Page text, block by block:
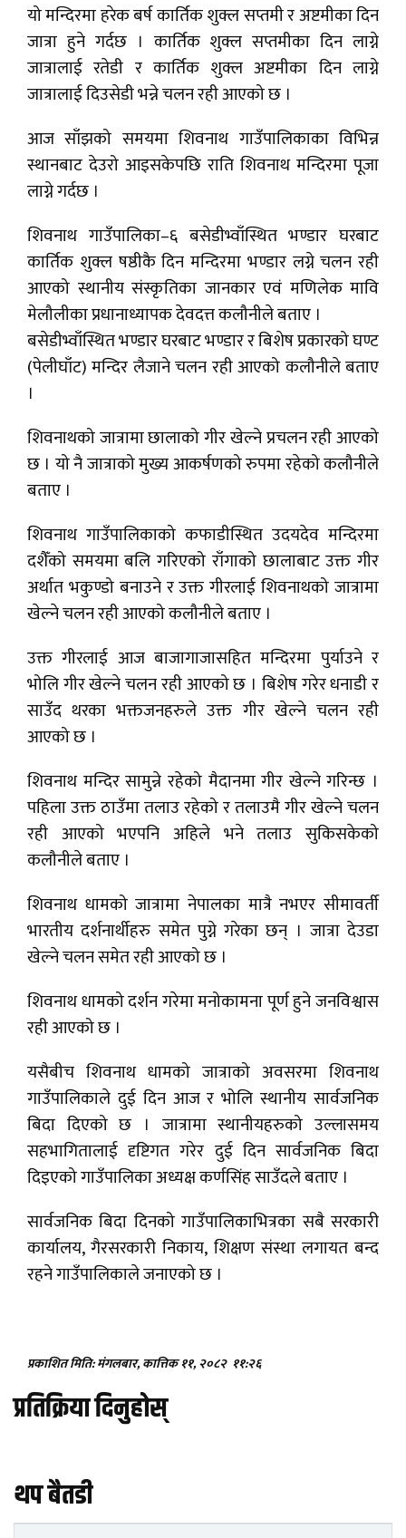
यो मन्दिरमा हरेक बर्ष कार्तिक शुक्ल सप्तमी र अष्टमीका दिन
जात्रा हुने गर्दछ । कार्तिक शुक्ल सप्तमीका दिन लाग्ने
जात्रालाई रतेडी र कार्तिक शुक्ल अष्टमीका दिन लाग्ने
जात्रालाई दिउसेडी भन्ने चलन रही आएको छ ।
आज साँझको समयमा शिवनाथ गाउँपालिकाका विभिन्न
स्थानबाट देउरो आइसकेपछि राति शिवनाथ मन्दिरमा पूजा
लाग्ने गर्दछ ।
शिवनाथ गाउँपालिका–६ बसेडीभ्वाँस्थित भण्डार घरबाट
कार्तिक शुक्ल षष्ठीकै दिन मन्दिरमा भण्डार लग्ने चलन रही
आएको स्थानीय संस्कृतिका जानकार एवं मणिलेक मावि
मेलौलीका प्रधानाध्यापक देवदत्त कलौनीले बताए ।
बसेडीभ्वाँस्थित भण्डार घरबाट भण्डार र बिशेष प्रकारको घण्ट
(पेलीघाँट) मन्दिर लैजाने चलन रही आएको कलौनीले बताए
।
शिवनाथको जात्रामा छालाको गीर खेल्ने प्रचलन रही आएको
छ । यो नै जात्राको मुख्य आकर्षणको रुपमा रहेको कलौनीले
बताए ।
शिवनाथ गाउँपालिकाको कफाडीस्थित उदयदेव मन्दिरमा
दशैँको समयमा बलि गरिएको राँगाको छालाबाट उक्त गीर
अर्थात भकुण्डो बनाउने र उक्त गीरलाई शिवनाथको जात्रामा
खेल्ने चलन रही आएको कलौनीले बताए ।
उक्त गीरलाई आज बाजागाजासहित मन्दिरमा पुर्याउने र
भोलि गीर खेल्ने चलन रही आएको छ । बिशेष गरेर धनाडी र
साउँद थरका भक्तजनहरुले उक्त गीर खेल्ने चलन रही
आएको छ ।
शिवनाथ मन्दिर सामुन्ने रहेको मैदानमा गीर खेल्ने गरिन्छ ।
पहिला उक्त ठाउँमा तलाउ रहेको र तलाउमै गीर खेल्ने चलन
रही आएको भएपनि अहिले भने तलाउ सुकिसकेको
कलौनीले बताए ।
शिवनाथ धामको जात्रामा नेपालका मात्रै नभएर सीमावर्ती
भारतीय दर्शनार्थीहरु समेत पुग्ने गरेका छन् । जात्रा देउडा
खेल्ने चलन समेत रही आएको छ ।
शिवनाथ धामको दर्शन गरेमा मनोकामना पूर्ण हुने जनविश्वास
रही आएको छ ।
यसैबीच शिवनाथ धामको जात्राको अवसरमा शिवनाथ
गाउँपालिकाले दुई दिन आज र भोलि स्थानीय सार्वजनिक
बिदा दिएको छ । जात्रामा स्थानीयहरुको उल्लासमय
सहभागितालाई दृष्टिगत गरेर दुई दिन सार्वजनिक बिदा
दिइएको गाउँपालिका अध्यक्ष कर्णसिंह साउँदले बताए ।
सार्वजनिक बिदा दिनको गाउँपालिकाभित्रका सबै सरकारी
कार्यालय, गैरसरकारी निकाय, शिक्षण संस्था लगायत बन्द
रहने गाउँपालिकाले जनाएको छ ।
प्रकाशित मिति: मंगलबार, कात्तिक ११, २०८२ ११:२६
प्रतिक्रिया दिनुहोस्
थप बैतडी